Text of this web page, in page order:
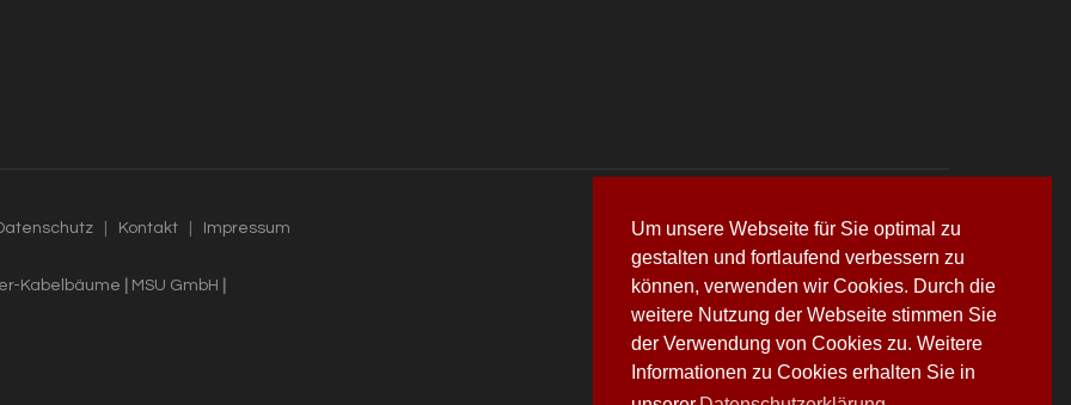
Um unsere Webseite für Sie optimal zu
gestalten und fortlaufend verbessern zu
können, verwenden wir Cookies. Durch die
weitere Nutzung der Webseite stimmen Sie
der Verwendung von Cookies zu. Weitere
Informationen zu Cookies erhalten Sie in
Kontakt Impressum
Kabelbäume MSU GmbH